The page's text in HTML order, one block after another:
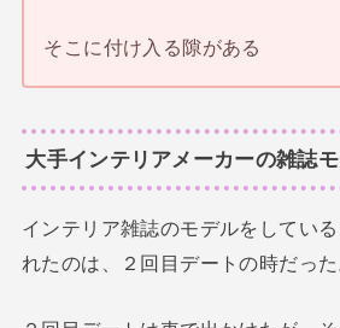
そこに付け入る隙がある
大手インテリアメーカーの雑誌
インテリア雑誌のモデルをしてい
れたのは、２回目デートの時だった